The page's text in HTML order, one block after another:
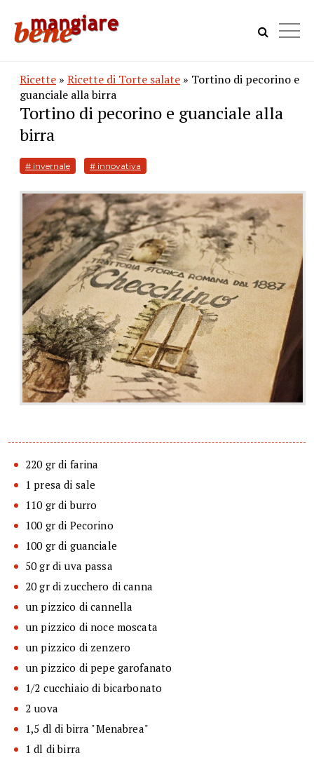
Ricette » Ricette di Torte salate » Tortino di pecorino e
guanciale alla birra
Tortino di pecorino e guanciale alla
birra
# invernale # innovativa
220 gr di farina
1 presa di sale
110 gr di burro
100 gr di Pecorino
100 gr di guanciale
50 gr di uva passa
20 gr di zucchero di canna
un pizzico di cannella
un pizzico di noce moscata
un pizzico di zenzero
un pizzico di pepe garofanato
1/2 cucchiaio di bicarbonato
2 uova
1,5 dl di birra "Menabrea"
1 dl di birra